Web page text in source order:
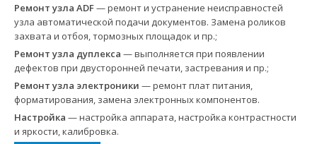
Ремонт узла ADF— ремонт и устранение неисправностей
узла автоматической подачи документов. Замена роликов
захвата и отбоя, тормозных площадок и пр.;
Ремонт узла дуплекса — выполняется при появлении
дефектов при двусторонней печати, застревания и пр.;
Ремонт узла электроники — ремонт плат питания,
форматирования, замена электронных компонентов.
Настройка — настройка аппарата, настройка контрастности
и яркости, калибровка.